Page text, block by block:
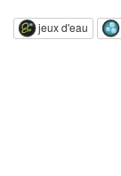
jeux d'eau